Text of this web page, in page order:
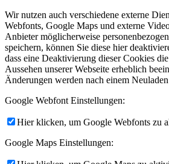
Wir nutzen auch verschiedene externe
Webfonts, Google Maps und externe
Anbieter möglicherweise
speichern, können Sie diese hier
dass eine Deaktivierung dieser Cookies
Aussehen unserer Webseite erheblich
Änderungen werden nach einem
Google Webfont Einstellungen:
Hier klicken, um Google Webfonts zu
Google Maps Einstellungen: